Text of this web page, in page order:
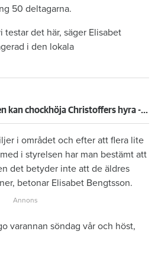
50 deltagarna.
testar det här, säger Elisabet
i den lokala
Nya trenden kan chockhöja Christoffers hyra - riskerar att få betala 1 800 mer
i området och efter att flera lite
i styrelsen har man bestämt att
det betyder inte att de äldres
betonar Elisabet Bengtsson.
varannan söndag vår och höst,